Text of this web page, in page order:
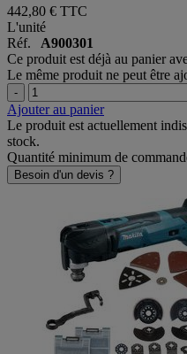
442,80 € TTC
L'unité
Réf. A900301
Ce produit est déjà au panier
Le même produit ne peut être
-
Ajouter au panier
Le produit est actuellement
stock.
Quantité minimum de
Besoin d'un devis ?